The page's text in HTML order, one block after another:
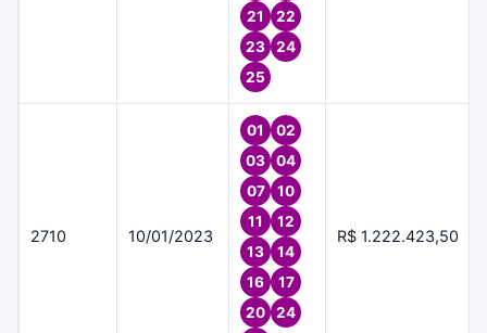
21
22
23
24
25
2710 10/01/2023
01
02
03
04
07
10
11
12
13
14
16
17
20
24
R$ 1.222.423,50